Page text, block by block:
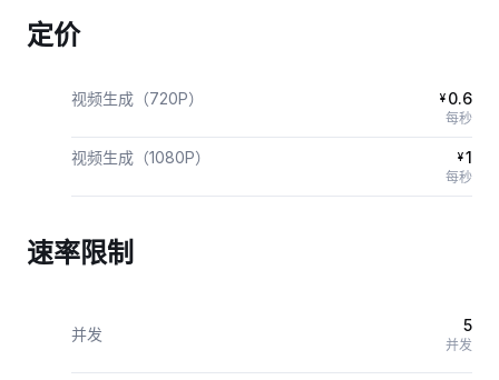
定价
视频生成（720P） ¥ 0.6
每秒
视频生成（1080P） ¥1
每秒
速率限制
并发 5
并发